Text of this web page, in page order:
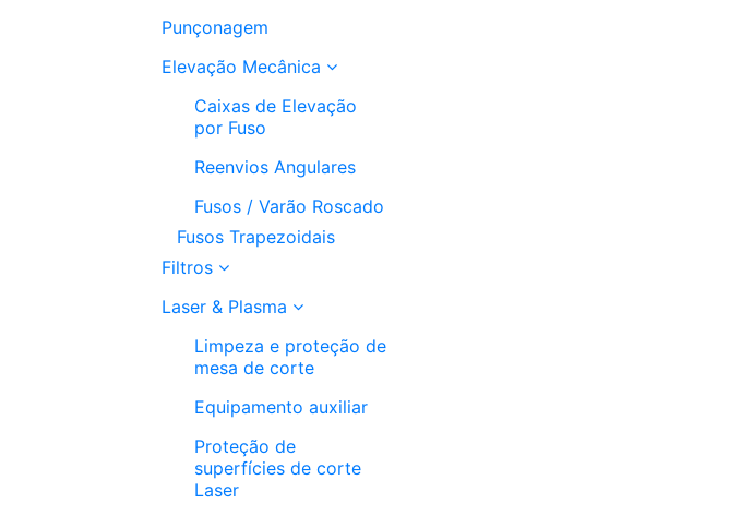
Punçonagem
Elevação Mecânica
Caixas de Elevação
por Fuso
Reenvios Angulares
Fusos / Varão Roscado
Fusos Trapezoidais
Filtros
Laser & Plasma
Limpeza e proteção de
mesa de corte
Equipamento auxiliar
Proteção de
superfícies de corte
Laser